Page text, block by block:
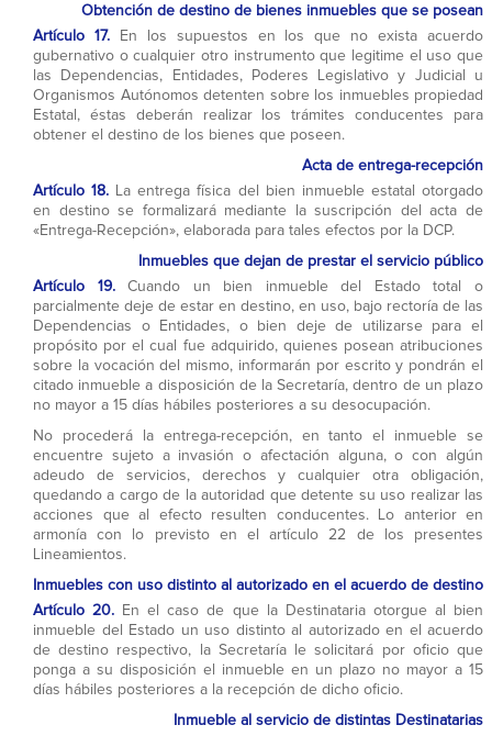
Obtención de destino de bienes inmuebles que se posean
Artículo 17.
En los supuestos en los que no exista acuerdo
gubernativo o cualquier otro instrumento que legitime el uso que
las Dependencias, Entidades, Poderes Legislativo y Judicial u
Organismos Autónomos detenten sobre los inmuebles propiedad
Estatal, éstas deberán realizar los trámites conducentes para
obtener el destino de los bienes que poseen.
Acta de entrega-recepción
Artículo 18. La entrega física del bien inmueble estatal otorgado
en destino se formalizará mediante la suscripción del acta de
«Entrega-Recepción», elaborada para tales efectos por la DCP.
Inmuebles que dejan de prestar el servicio público
Artículo 19.Cuando un bien inmueble del Estado total o
parcialmente deje de estar en destino, en uso, bajo rectoría de las
Dependencias o Entidades, o bien deje de utilizarse para el
propósito por el cual fue adquirido, quienes posean atribuciones
sobre la vocación del mismo, informarán por escrito y pondrán el
citado inmueble a disposición de la Secretaría, dentro de un plazo
no mayor a 15 días hábiles posteriores a su desocupación.
No procederá la entrega-recepción, en tanto el inmueble se
encuentre sujeto a invasión o afectación alguna, o con algún
adeudo de servicios, derechos y cualquier otra obligación,
quedando a cargo de la autoridad que detente su uso realizar las
acciones que al efecto resulten conducentes. Lo anterior en
armonía con lo previsto en el artículo 22 de los presentes
Lineamientos.
Inmuebles con uso distinto al autorizado en el acuerdo de destino
Artículo 20.
En el caso de que la Destinataria otorgue al bien
inmueble del Estado un uso distinto al autorizado en el acuerdo
de destino respectivo, la Secretaría le solicitará por oficio que
ponga a su disposición el inmueble en un plazo no mayor a 15
días hábiles posteriores a la recepción de dicho oficio.
Inmueble al servicio de distintas Destinatarias